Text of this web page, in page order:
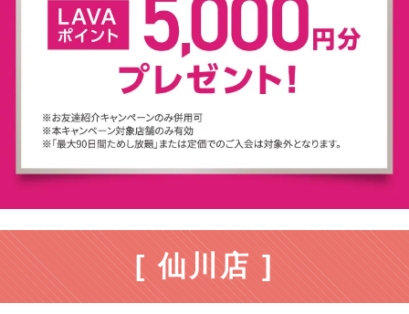
[ 仙川店 ]